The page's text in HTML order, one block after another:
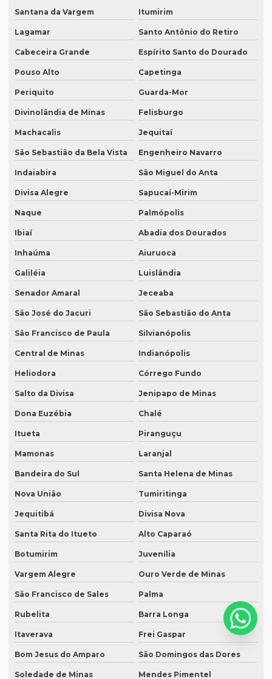
Serviço de intérprete inglês espanhol
Serviço de intérpretes de idiomas
Serviço de legendagem
Serviço de legendagem de vídeos
Serviço de revisão de artigos científicos
Serviço de revisão de manuscritos literários
Serviço de revisão ortográfica
Serviço de revisão de teses e dissertações
Serviço de revisão de textos em alemão
Serviço de revisão de textos em árabe
Serviço de revisão de textos em coreano
Serviço de revisão de textos em japonês
Serviço de revisão de textos jurídicos
Serviço de revisão de textos em mandarim
Serviço de tradução
Serviço de tradução de artigos cientificos
Serviço de tradução de áudio
Serviço de tradução campinas
Serviço de tradução certificada
Serviço de tradução de curriculum profissional
Serviço de tradução de documentos
Serviço de tradução para espanhol
Serviço de tradução para eventos
Serviço tradução inglês
Serviço de tradução de inglês para português
Serviço de tradução jurídica
Serviço de tradução literária
Santana da Vargem Itumirim
Lagamar Santo Antônio do Retiro
Cabeceira Grande Espírito Santo do Dourado
Pouso Alto Capetinga
Periquito Guarda-Mor
Divinolândia de Minas Felisburgo
Machacalis Jequitaí
São Sebastião da Bela Vista Engenheiro Navarro
Indaiabira São Miguel do Anta
Divisa Alegre Sapucaí-Mirim
Naque Palmópolis
Ibiaí Abadia dos Dourados
Inhaúma Aiuruoca
Galiléia Luislândia
Senador Amaral Jeceaba
São José do Jacuri São Sebastião do Anta
São Francisco de Paula Silvianópolis
Central de Minas Indianópolis
Heliodora Córrego Fundo
Salto da Divisa Jenipapo de Minas
Dona Euzébia Chalé
Itueta Piranguçu
Mamonas Laranjal
Bandeira do Sul Santa Helena de Minas
Nova União Tumiritinga
Jequitibá Divisa Nova
Santa Rita do Itueto Alto Caparaó
Botumirim Juvenília
Vargem Alegre Ouro Verde de Minas
São Francisco de Sales Palma
Rubelita Barra Longa
Itaverava Frei Gaspar
Bom Jesus do Amparo São Domingos das Dores
Soledade de Minas Mendes Pimentel